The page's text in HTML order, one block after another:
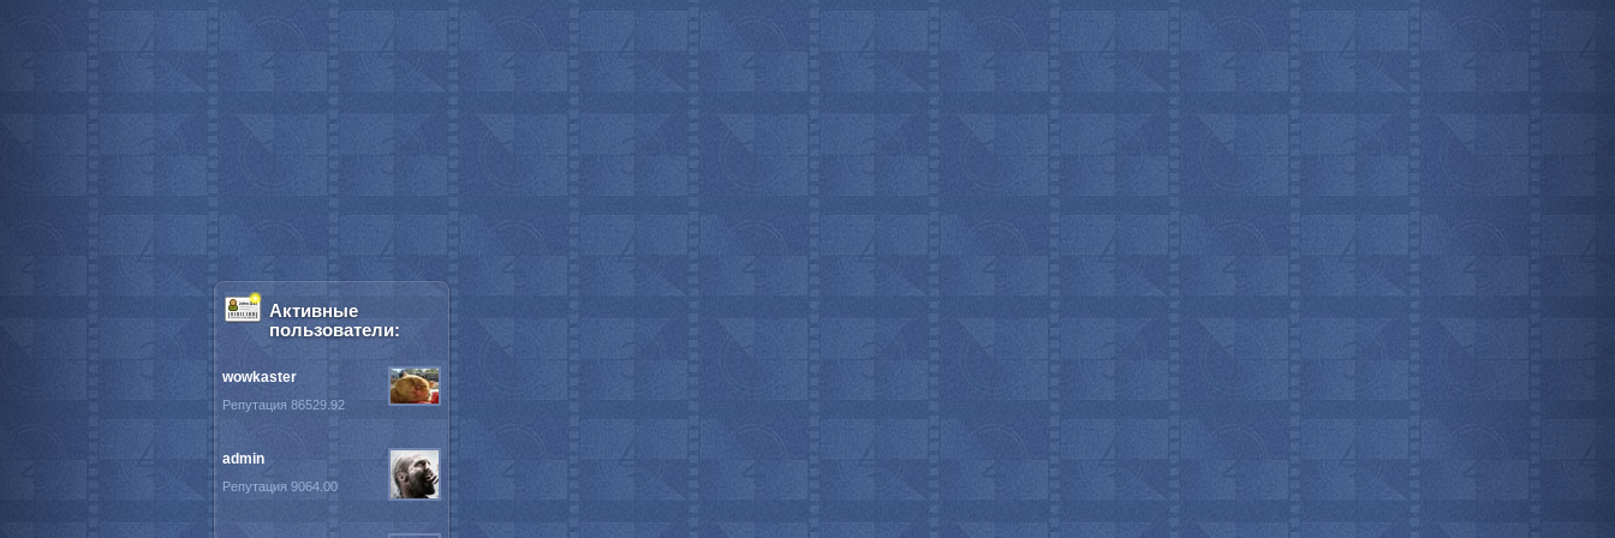
Активные
пользователи:
wowkaster
Репутация 86529.92
admin
Репутация 9064.00